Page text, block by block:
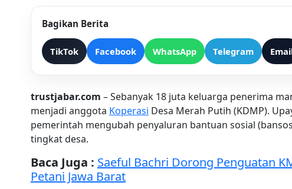
Bagikan Berita
TikTok Facebook WhatsApp Telegram
trustjabar.com – Sebanyak 18 juta keluarga penerima
menjadi anggota Koperasi Desa Merah Putih (KDMP).
pemerintah mengubah penyaluran bantuan sosial
tingkat desa.
Baca Juga : Saeful Bachri Dorong Penguatan
Petani Jawa Barat